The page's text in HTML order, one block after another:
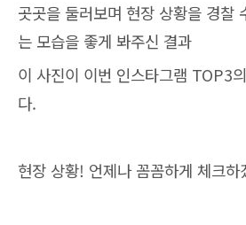
곳곳을 둘러보며 현장 상황을 경찰
는 모습을 좋게 봐주신 결과
이 사진이 이번 인스타그램 TOP3
다.
현장 상황! 언제나 꼼꼼하게 체크하